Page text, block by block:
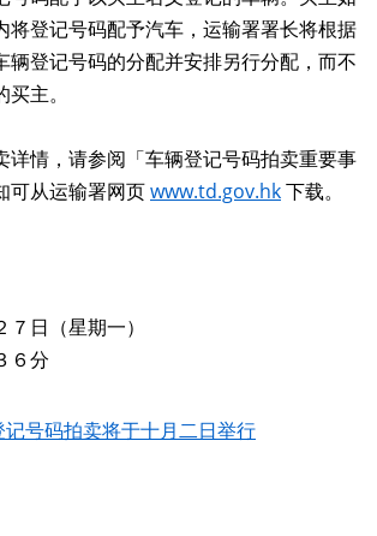
将登记号码配予汽车，运输署署长将根据
辆登记号码的分配并安排另行分配，而不
主。
情，请参阅「车辆登记号码拍卖重要事
可从运输署网页www.td.gov.hk下载。
日（星期一）
６分
号码拍卖将于十月二日举行